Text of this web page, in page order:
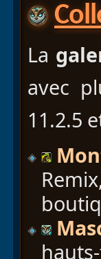
La
avec
11.2.5